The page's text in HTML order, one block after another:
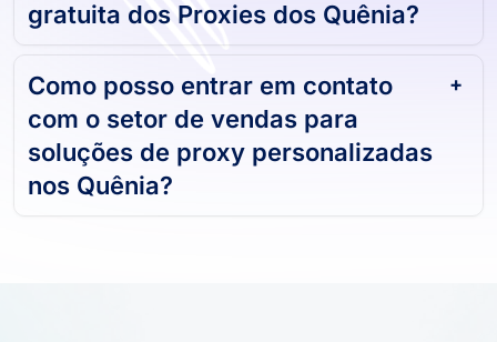
gratuita dos Proxies dos Quênia?
Como posso entrar em contato
com o setor de vendas para
soluções de proxy personalizadas
nos Quênia?